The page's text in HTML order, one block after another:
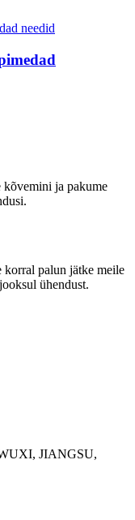
kõvemini ja pakume
palun jätke meile
ühendust.
JIANGSU,